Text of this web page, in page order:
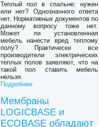
Теплый пол в спальне: нужен
или нет? Однозначного ответа
нет. Нормативных документов по
данному вопросу тоже нет.
Может ли установленная
мебель нанести вред теплому
полу? Практически все
производители электрических
теплых полов заявляют, что на
такой пол ставить мебель
нельзя.
Подробнее
Мембраны
LOGICBASE и
ECOBASE обладают